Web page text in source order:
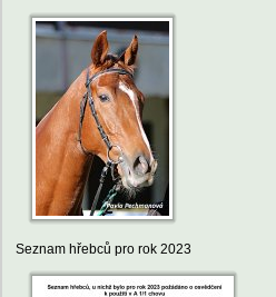
Seznam hřebců pro rok 2023